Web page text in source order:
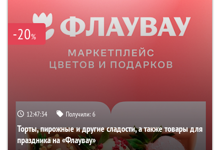
-20%
12:47:33 Получили:6
Торты, пирожные и другие сладости, а также товары для
праздника на «Флаувау»